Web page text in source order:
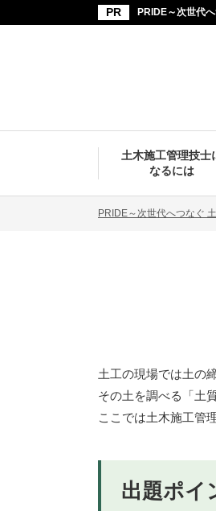
PRIDE～次世代
土木施工管理技士
なるには
PRIDE～次世代へつなぐ
土工の現場では土の
その土を調べる「土
ここでは土木施工管
出題ポイ